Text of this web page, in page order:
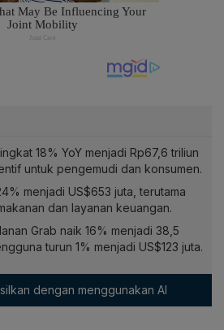
18% YoY menjadi Rp67,6 triliun
untuk pengemudi dan konsumen.
menjadi US$653 juta, terutama
dan layanan keuangan.
Grab naik 16% menjadi 38,5
turun 1% menjadi US$123 juta.
dengan menggunakan AI